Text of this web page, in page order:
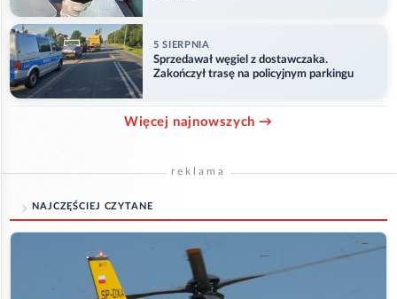
5 SIERPNIA
Sprzedawał węgiel z dostawczaka.
Zakończył trasę na policyjnym parkingu
Więcej najnowszych →
reklama
NAJCZĘŚCIEJ CZYTANE